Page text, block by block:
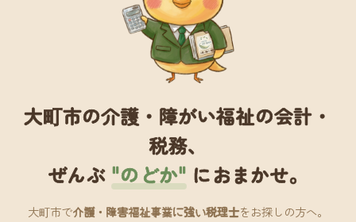
大町市の介護・障がい福祉の会計・
税務、
ぜんぶ "のどか" におまかせ。
大町市で介護・障害福祉事業に強い税理士をお探しの方へ。